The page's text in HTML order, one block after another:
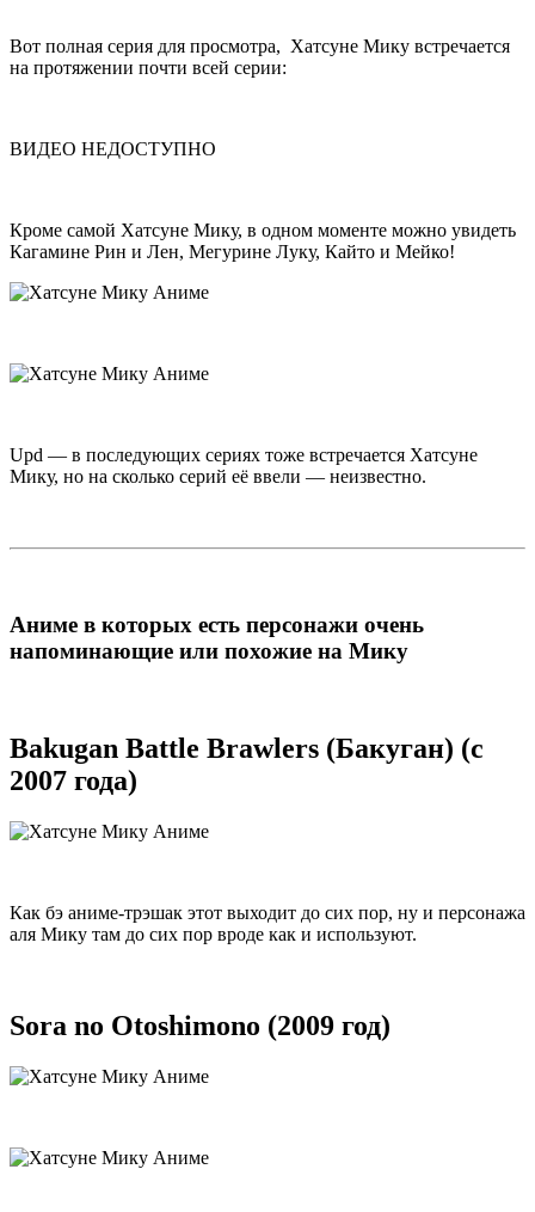
Вот полная серия для просмотра, Хатсуне Мику встречается
на протяжении почти всей серии:
ВИДЕО НЕДОСТУПНО
Кроме самой Хатсуне Мику, в одном моменте можно увидеть
Кагамине Рин и Лен, Мегурине Луку, Кайто и Мейко!
Upd — в последующих сериях тоже встречается Хатсуне
Мику, но на сколько серий её ввели — неизвестно.
Аниме в которых есть персонажи очень
напоминающие или похожие на Мику
Bakugan Battle Brawlers (Бакуган) (с
2007 года)
Как бэ аниме-трэшак этот выходит до сих пор, ну и персонажа
аля Мику там до сих пор вроде как и используют.
Sora no Otoshimono (2009 год)